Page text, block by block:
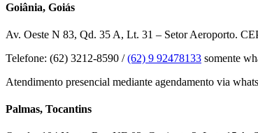
Goiânia, Goiás
Av. Oeste N 83, Qd. 35 A, Lt. 31 – Setor Aeroporto.
Telefone: (62) 3212-8590 /(62) 9 92478133 somente
Atendimento presencial mediante agendamento via
Palmas, Tocantins